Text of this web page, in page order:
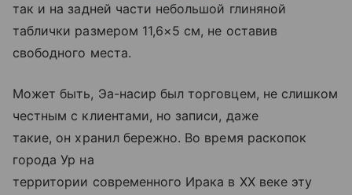
так и на задней части небольшой глиняной
таблички размером 11,6×5 см, не оставив
свободного места.
Может быть, Эа-насир был торговцем, не слишком
честным с клиентами, но записи, даже
такие, он хранил бережно. Во время раскопок
города Ур на
территории современного Ирака в ХХ веке эту